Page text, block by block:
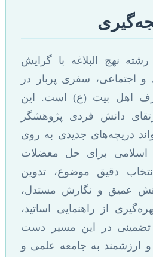
نهج البلاغه با گرایش
اجتماعی، سفری پربار در
اهل بیت (ع) است. این
دانش فردی پژوهشگر
دریچه‌های جدیدی به روی
اسلامی برای حل معضلات
دقیق موضوع، تدوین
عمیق و نگارش مستدل،
از راهنمایی اساتید،
تضمینی در این مسیر دست
و ارزشمند به جامعه علمی و